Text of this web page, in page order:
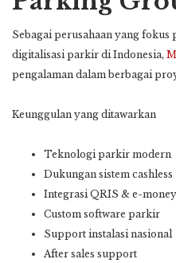
Sebagai perusahaan yang fokus
digitalisasi parkir di Indonesia,
pengalaman dalam berbagai
Keunggulan yang ditawarkan
Teknologi parkir modern
Dukungan sistem cashless
Integrasi QRIS & e-money
Custom software parkir
Support instalasi nasional
After sales support